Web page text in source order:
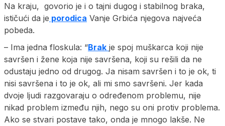
Na kraju, govorio je i o tajni dugog i stabilnog braka,
ističući da je porodica Vanje Grbića njegova najveća
pobeda.
– Ima jedna floskula: “Brak je spoj muškarca koji nije
savršen i žene koja nije savršena, koji su rešili da ne
odustaju jedno od drugog. Ja nisam savršen i to je ok, ti
nisi savršena i to je ok, ali mi smo savršeni. Jer kada
dvoje ljudi razgovaraju o određenom problemu, nije
nikad problem između njih, nego su oni protiv problema.
Ako se stvari postave tako, onda je mnogo lakše. Ne